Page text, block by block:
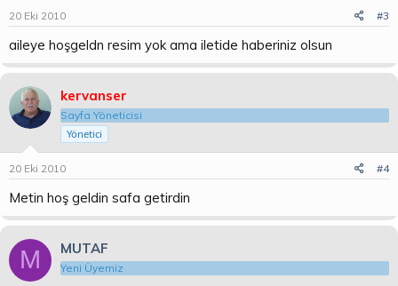
20 Eki 2010 #3
aileye hoşgeldn resim yok ama iletide haberiniz olsun
kervanser
Sayfa Yöneticisi
Yönetici
20 Eki 2010 #4
Metin hoş geldin safa getirdin
M MUTAF
Yeni Üyemiz